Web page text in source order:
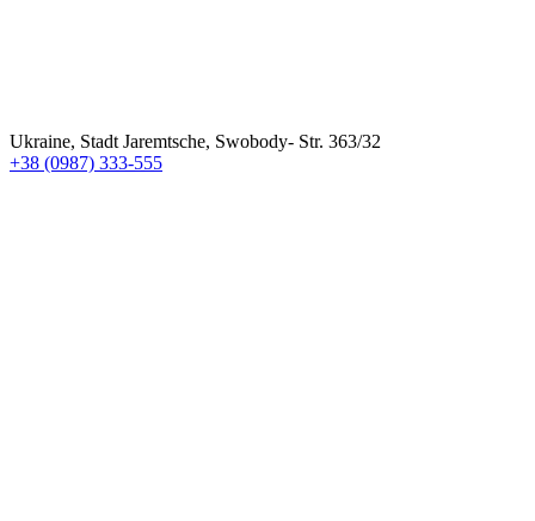
Ukraine, Stadt Jaremtsche, Swobody- Str. 363/32
+38 (0987) 333-555